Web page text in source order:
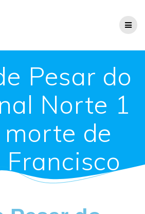
Pesar do
Norte 1
de
Francisco